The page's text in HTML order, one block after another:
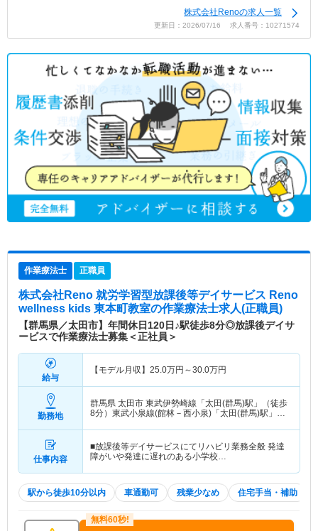
株式会社Renoの求人一覧
更新日：2026/07/16 求人番号：10271574
作業療法士 正職員
株式会社Reno 就労学習型放課後等デイサービス Reno
wellness kids 東本町教室の作業療法士求人(正職員)
【群馬県／太田市】年間休日120日♪駅徒歩8分◎放課後デイサ
ービスで作業療法士募集＜正社員＞
給与
【モデル月収】 25.0万円～30.0万円
勤務地
群馬県 太田市 東武伊勢崎線「太田(群馬)駅」（徒歩
8分）東武小泉線(館林－西小泉)「太田(群馬)駅」
仕事内容
■放課後等デイサービスにてリハビリ業務全般 発達
障がいや発達に遅れのある小学校…
駅から徒歩10分以内 車通勤可 残業少なめ 住宅手当・補助